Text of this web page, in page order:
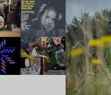
Lire l’article